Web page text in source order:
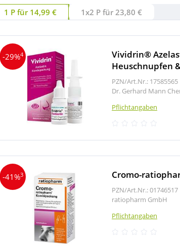
1 P für 14,99 € 1x2 P für 23,80 €
-29%4
Vividrin®
Heuschnupfen
PZN/Art.Nr.: 17585565
Dr. Gerhard Mann
Pflichtangaben
-41%3 Cromo-
PZN/Art.Nr.: 01746517
ratiopharm GmbH
Pflichtangaben